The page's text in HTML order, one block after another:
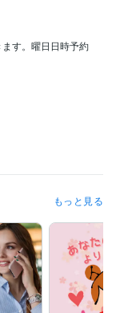
す。曜日日時予約
もっと見る